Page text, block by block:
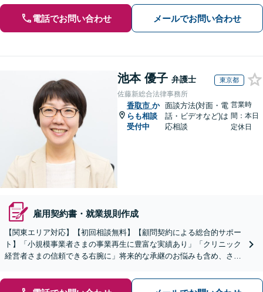
電話でお問い合わせ メールでお問い合わせ
池本 優子 弁護士 東京都
佐藤新総合法律事務所
香取市 か
らも相談
受付中
面談方法(対面・電
話・ビデオなど)は
応相談
営業時
間：本日
定休日
雇用契約書・就業規則作成
【関東エリア対応】【初回相談無料】【顧問契約による総合的サポー
ト】「小規模事業者さまの事業再生に豊富な実績あり」「クリニック
経営者さまの信頼できる右腕に」将来的な承継のお悩みも含め、さま